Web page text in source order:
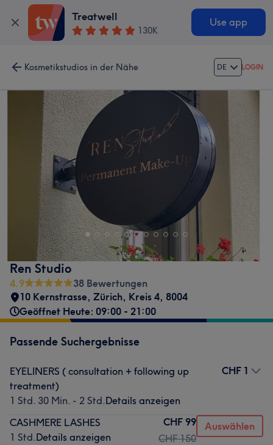
Treatwell
130K
Use app
Kosmetikstudios in der Nähe DE LOGIN
Ren Studio
4.9
38 Bewertungen
10 Kernstrasse, Zürich, Kreis 4, 8004
Geöffnet Heute: 09:00 - 21:00
Passende Suchergebnisse
EYELINERS ( consultation + following up
treatment)
1 Std. 30 Min. - 2 Std.Details anzeigen
CHF 1
CASHMERE LASHES
1 Std.Details anzeigen
CHF 99
CHF 150
Auswählen